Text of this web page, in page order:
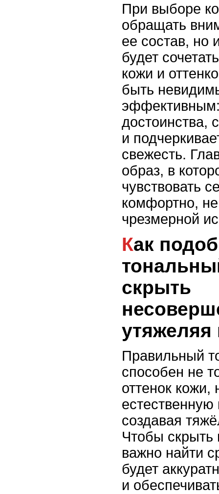
При выборе
обращать
ее состав, но
будет
кожи и
быть
эффективным:
достоинства,
и
свежесть.
образ, в
чувствовать
комфортно,
чрезмерной
Как подобрать
скрыть
утяжеляя
Правильный
способен не
оттенок кожи,
естественную
создавая
Чтобы скрыть
важно найти
будет
и